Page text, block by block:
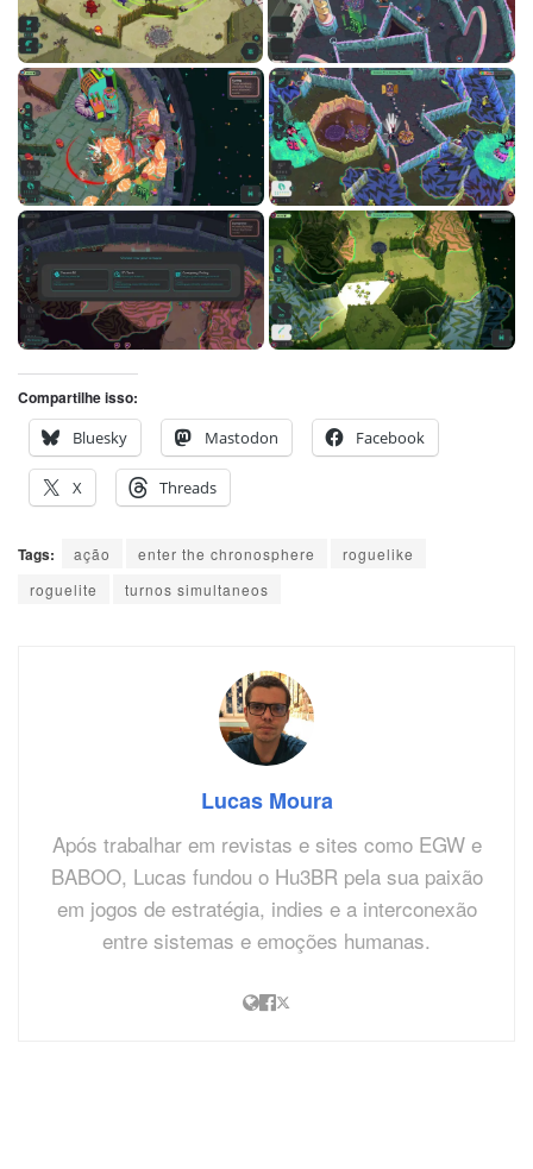
Compartilhe isso:
Bluesky
Mastodon Facebook
X Threads
Tags: ação enter the chronosphere
roguelike
roguelite
turnos simultaneos
Lucas Moura
Após trabalhar em revistas e sites como EGW e
BABOO, Lucas fundou o Hu3BR pela sua paixão
em jogos de estratégia, indies e a interconexão
entre sistemas e emoções humanas.